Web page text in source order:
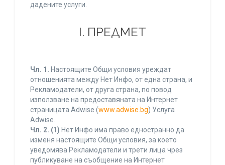
дадените услуги.
І. ПРЕДМЕТ
Чл. 1. Настоящите Общи условия уреждат
отношенията между Нет Инфо, от една страна, и
Рекламодатели, от друга страна, по повод
използване на предоставяната на Интернет
страницата Adwise (www.adwise.bg) Услуга
Adwise.
Чл. 2. (1) Нет Инфо има право едностранно да
изменя настоящите Общи условия, за което
уведомява Рекламодатели и трети лица чрез
публикуване на съобщение на Интернет